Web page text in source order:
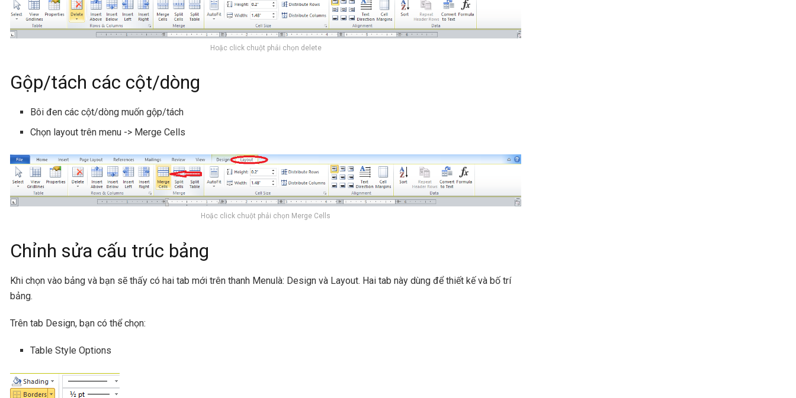
Hoặc click chuột phải chọn delete
Gộp/tách các cột/dòng
Bôi đen các cột/dòng muốn gộp/tách
Chọn layout trên menu -> Merge Cells
Hoặc click chuột phải chọn Merge Cells
Chỉnh sửa cấu trúc bảng
Khi chọn vào bảng và bạn sẽ thấy có hai tab mới trên thanh Menulà: Design và Layout. Hai tab này dùng để thiết kế và bố trí
bảng.
Trên tab Design, bạn có thể chọn:
Table Style Options